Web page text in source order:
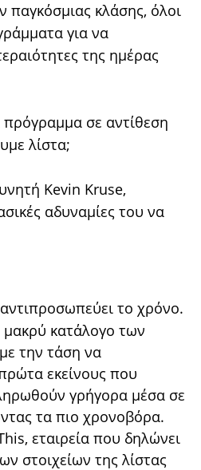
κλάσης, όλοι
για να
της ημέρας
πρόγραμμα σε αντίθεση
λίστα;
Kevin Kruse,
αδυναμίες του να
το χρόνο.
κατάλογο των
την τάση να
εκείνους που
γρήγορα μέσα σε
τα πιο χρονοβόρα.
εταιρεία που δηλώνει
στοιχείων της λίστας